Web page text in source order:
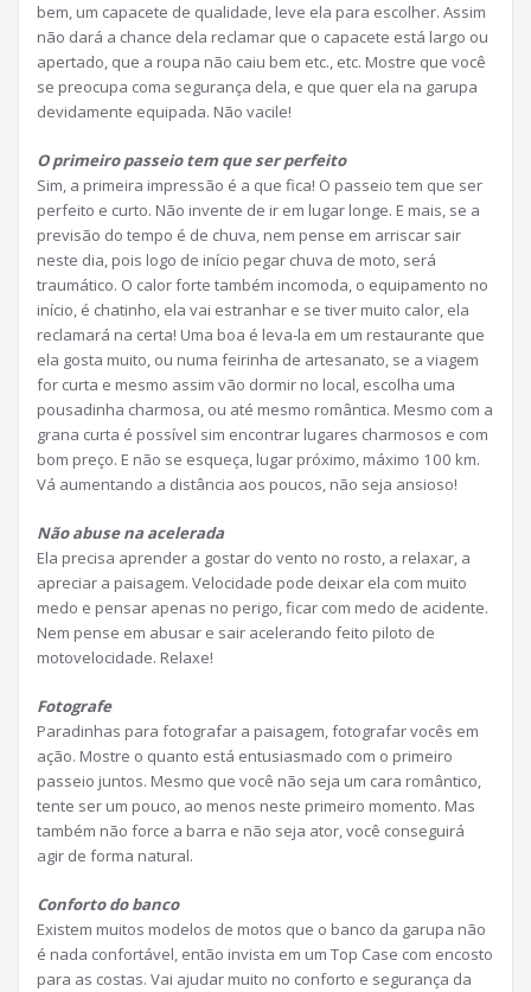
bem, um capacete de qualidade, leve ela para escolher. Assim
não dará a chance dela reclamar que o capacete está largo ou
apertado, que a roupa não caiu bem etc., etc. Mostre que você
se preocupa coma segurança dela, e que quer ela na garupa
devidamente equipada. Não vacile!
O primeiro passeio tem que ser perfeito
Sim, a primeira impressão é a que fica! O passeio tem que ser
perfeito e curto. Não invente de ir em lugar longe. E mais, se a
previsão do tempo é de chuva, nem pense em arriscar sair
neste dia, pois logo de início pegar chuva de moto, será
traumático. O calor forte também incomoda, o equipamento no
início, é chatinho, ela vai estranhar e se tiver muito calor, ela
reclamará na certa! Uma boa é leva-la em um restaurante que
ela gosta muito, ou numa feirinha de artesanato, se a viagem
for curta e mesmo assim vão dormir no local, escolha uma
pousadinha charmosa, ou até mesmo romântica. Mesmo com a
grana curta é possível sim encontrar lugares charmosos e com
bom preço. E não se esqueça, lugar próximo, máximo 100 km.
Vá aumentando a distância aos poucos, não seja ansioso!
Não abuse na acelerada
Ela precisa aprender a gostar do vento no rosto, a relaxar, a
apreciar a paisagem. Velocidade pode deixar ela com muito
medo e pensar apenas no perigo, ficar com medo de acidente.
Nem pense em abusar e sair acelerando feito piloto de
motovelocidade. Relaxe!
Fotografe
Paradinhas para fotografar a paisagem, fotografar vocês em
ação. Mostre o quanto está entusiasmado com o primeiro
passeio juntos. Mesmo que você não seja um cara romântico,
tente ser um pouco, ao menos neste primeiro momento. Mas
também não force a barra e não seja ator, você conseguirá
agir de forma natural.
Conforto do banco
Existem muitos modelos de motos que o banco da garupa não
é nada confortável, então invista em um Top Case com encosto
para as costas. Vai ajudar muito no conforto e segurança da